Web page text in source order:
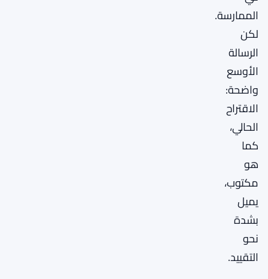
الممارسة.
لكن
الرسالة
الأوسع
واضحة:
الاقتراح
الحالي،
كما
هو
مكتوب،
يميل
بشدة
نحو
التقييد.